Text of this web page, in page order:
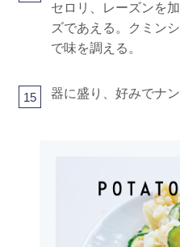
セロリ、レーズンを
ズであえる。クミン
で味を調える。
15 器に盛り、好みでナン